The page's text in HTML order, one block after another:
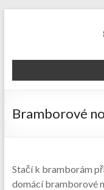
Recepty
Bramborové
Stačí k bramborám
domácí bramborové